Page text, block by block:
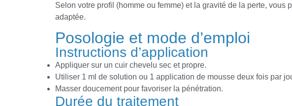
Selon votre profil (homme ou femme) et la gravité de la perte, vous
adaptée.
Posologie et mode d’emploi
Instructions d’application
Appliquer sur un cuir chevelu sec et propre.
Utiliser 1 ml de solution ou 1 application de mousse deux fois par
Mass­er doucement pour favoriser la pénétration.
Durée du traitement